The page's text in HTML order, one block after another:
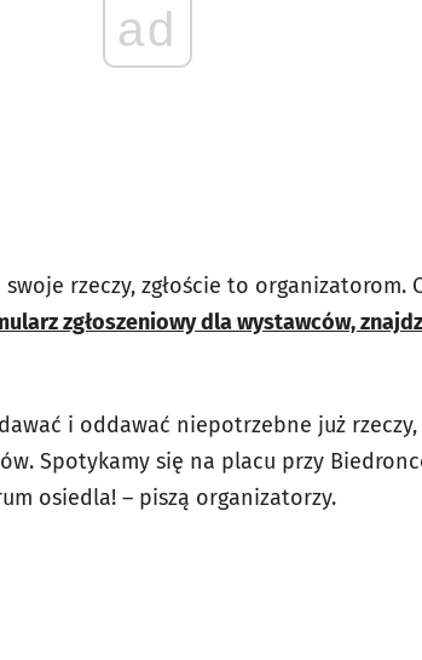
ad
rzeczy, zgłoście to organizatorom.
zgłoszeniowy dla wystawców,
i oddawać niepotrzebne już
Spotykamy się na placu przy
osiedla! – piszą organizatorzy.